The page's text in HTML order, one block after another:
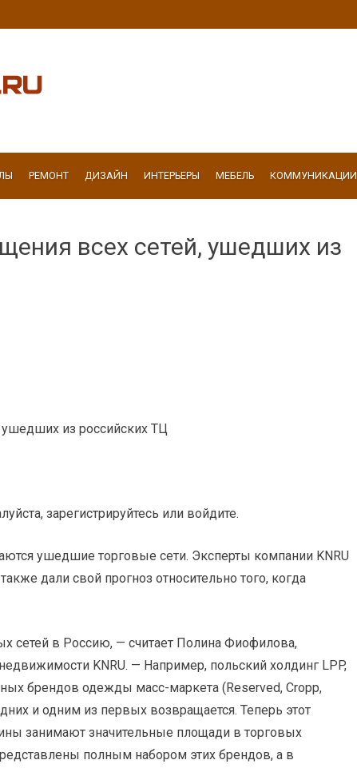
РЕМОНТ ДИЗАЙН ИНТЕРЬЕРЫ МЕБЕЛЬ КОММУНИКАЦИИ
всех сетей, ушедших из
зарегистрируйтесь или войдите.
ушедшие торговые сети. Эксперты компании KNRU
дали свой прогноз относительно того, когда
сетей в Россию, — считает Полина Фиофилова,
KNRU. — Например, польский холдинг LPP,
брендов одежды масс-маркета (Reserved, Cropp,
и одним из первых возвращается. Теперь этот
занимают значительные площади в торговых
полным набором этих брендов, а в